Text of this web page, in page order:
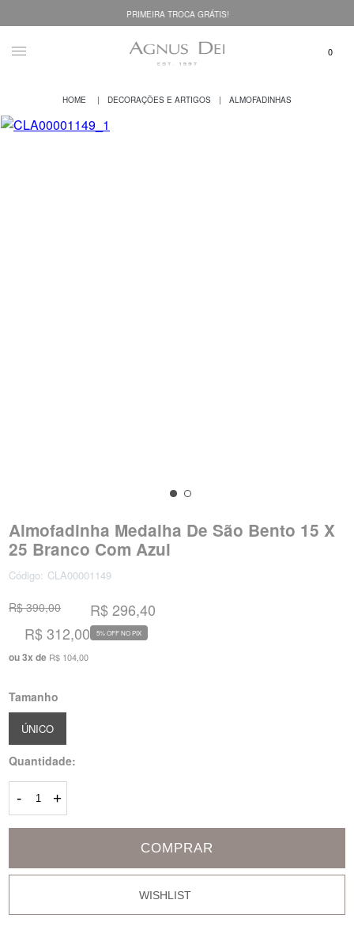
PRIMEIRA TROCA GRÁTIS!
DECORAÇÕES E ARTIGOS ALMOFADINHAS
Almofadinha Medalha De São Bento 15 X
25 Branco Com Azul
Código: CLA00001149
R$ 390,00
R$ 312,00
ou3x de R$ 104,00
R$ 296,40
5% OFF NO PIX
Tamanho
ÚNICO
Quantidade:
- +
COMPRAR